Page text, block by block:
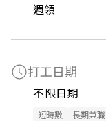
週領
打工日期
不限日期
短時數 長期兼職